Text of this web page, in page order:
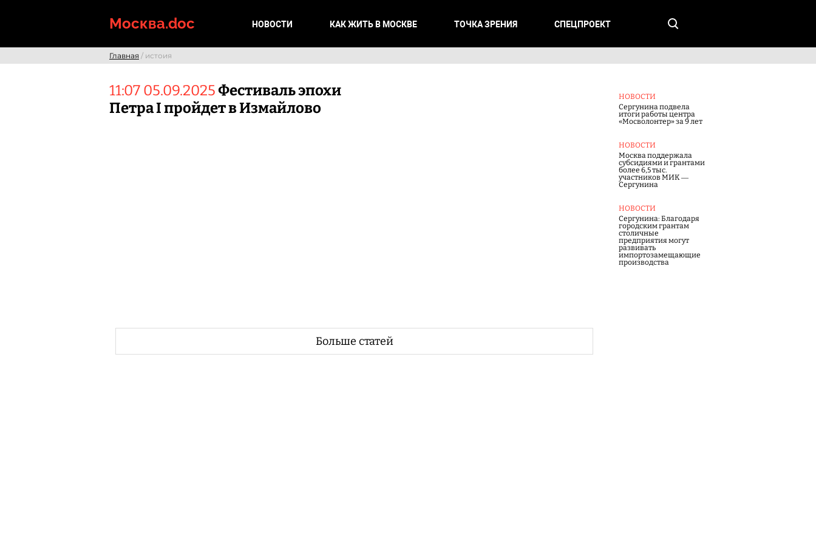
Москва.doc НОВОСТИ КАК ЖИТЬ В МОСКВЕ ТОЧКА ЗРЕНИЯ СПЕЦПРОЕКТ
Главная / истоия
11:07 05.09.2025Фестиваль эпохи
Петра I пройдет в Измайлово
НОВОСТИ
Сергунина подвела
итоги работы центра
«Мосволонтер» за 9 лет
НОВОСТИ
Москва поддержала
субсидиями и грантами
более 6,5 тыс.
участников МИК —
Сергунина
НОВОСТИ
Сергунина: Благодаря
городским грантам
столичные
предприятия могут
развивать
импортозамещающие
производства
Больше статей